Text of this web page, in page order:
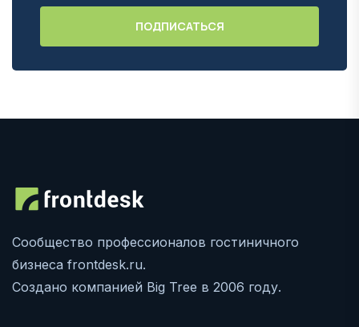
Сообщество профессионалов гостиничного
бизнеса frontdesk.ru.
Создано компанией Big Tree в 2006 году.